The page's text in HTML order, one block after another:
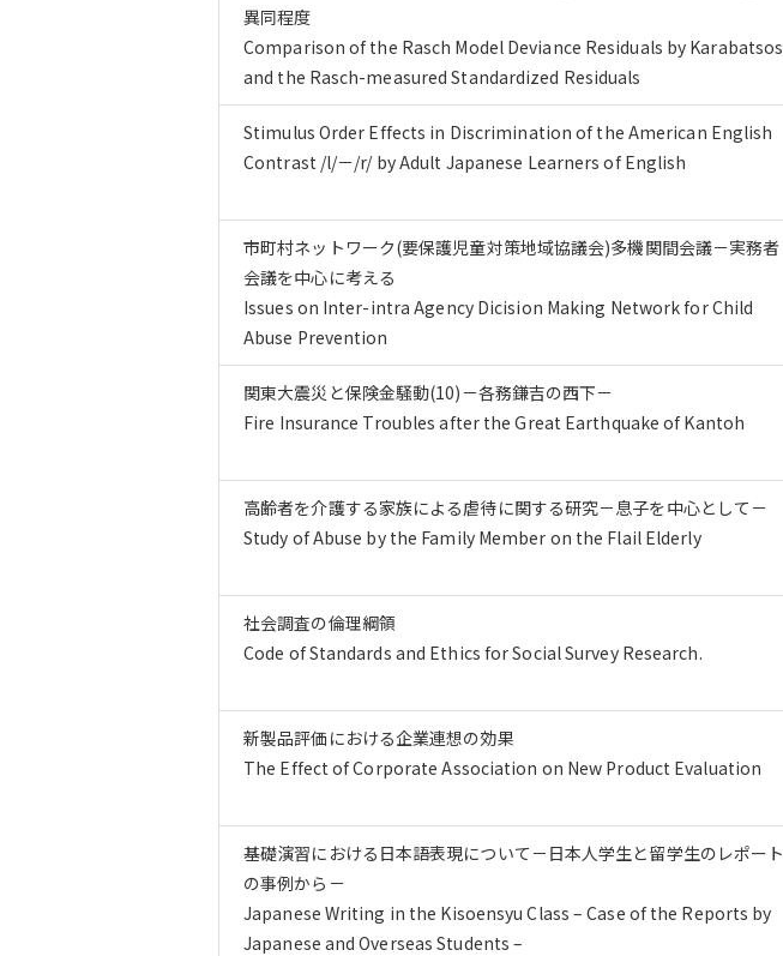
異同程度
Comparison of the Rasch Model Deviance Residuals by Karabatsos
and the Rasch-measured Standardized Residuals
Stimulus Order Effects in Discrimination of the American English
Contrast /l/－/r/ by Adult Japanese Learners of English
市町村ネットワーク(要保護児童対策地域協議会)多機関間会議－実務者
会議を中心に考える
Issues on Inter-intra Agency Dicision Making Network for Child
Abuse Prevention
関東大震災と保険金騒動(10)－各務鎌吉の西下－
Fire Insurance Troubles after the Great Earthquake of Kantoh
高齢者を介護する家族による虐待に関する研究－息子を中心として－
Study of Abuse by the Family Member on the Flail Elderly
社会調査の倫理綱領
Code of Standards and Ethics for Social Survey Research.
新製品評価における企業連想の効果
The Effect of Corporate Association on New Product Evaluation
基礎演習における日本語表現について－日本人学生と留学生のレポート
の事例から－
Japanese Writing in the Kisoensyu Class – Case of the Reports by
Japanese and Overseas Students –